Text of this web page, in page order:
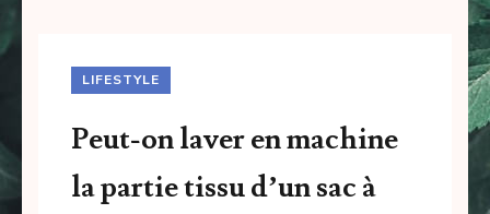
LIFESTYLE
Peut-on laver en machine
la partie tissu d’un sac à